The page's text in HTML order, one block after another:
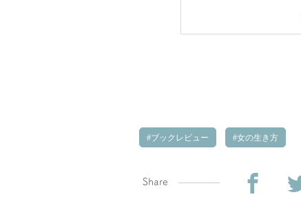
ブックレビュー 女の生き方
Share